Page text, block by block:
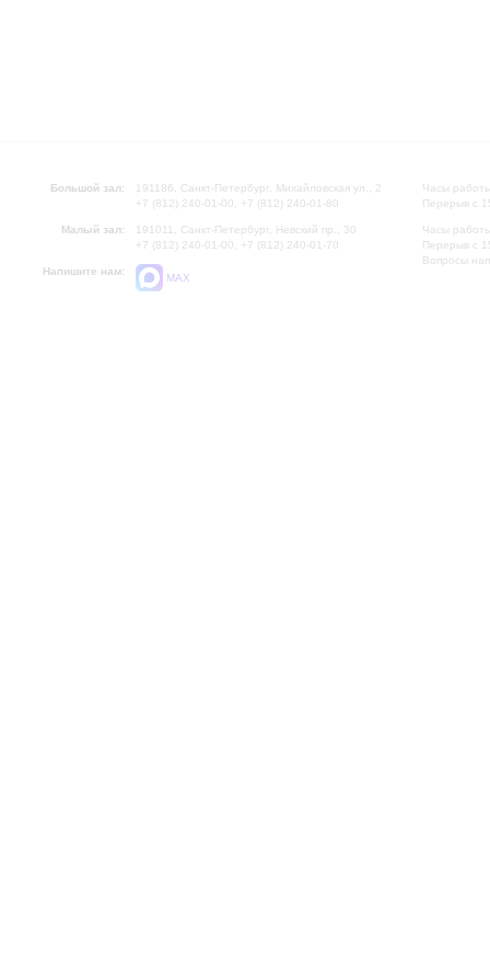
Большой зал:
191186, Санкт-Петербург, Михайловская ул., 2
+7 (812) 240-01-00, +7 (812) 240-01-80
Малый зал:
191011, Санкт-Петербург, Невский пр., 30
+7 (812) 240-01-00, +7 (812) 240-01-70
Напишите нам:
MAX
Часы
Перерыв с
Часы
Перерыв с
Вопросы